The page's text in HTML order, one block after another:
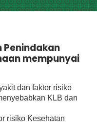
Penindakan
mempunyai
dan faktor risiko
KLB dan
risiko Kesehatan